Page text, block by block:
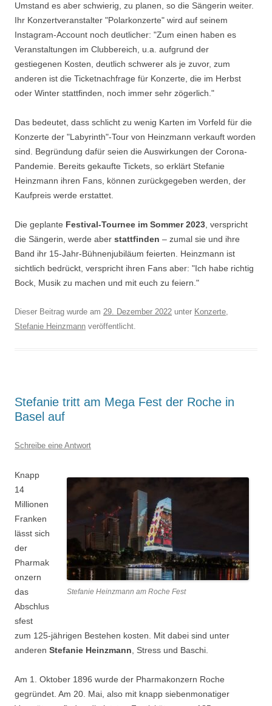
Umstand es aber schwierig, zu planen, so die Sängerin weiter.
Ihr Konzertveranstalter "Polarkonzerte" wird auf seinem
Instagram-Account noch deutlicher: "Zum einen haben es
Veranstaltungen im Clubbereich, u.a. aufgrund der
gestiegenen Kosten, deutlich schwerer als je zuvor, zum
anderen ist die Ticketnachfrage für Konzerte, die im Herbst
oder Winter stattfinden, noch immer sehr zögerlich."
Das bedeutet, dass schlicht zu wenig Karten im Vorfeld für die
Konzerte der "Labyrinth"-Tour von Heinzmann verkauft worden
sind. Begründung dafür seien die Auswirkungen der Corona-
Pandemie. Bereits gekaufte Tickets, so erklärt Stefanie
Heinzmann ihren Fans, können zurückgegeben werden, der
Kaufpreis werde erstattet.
Die geplante Festival-Tournee im Sommer 2023 , verspricht
die Sängerin, werde aber stattfinden – zumal sie und ihre
Band ihr 15-Jahr-Bühnenjubiläum feierten. Heinzmann ist
sichtlich bedrückt, verspricht ihren Fans aber: "Ich habe richtig
Bock, Musik zu machen und mit euch zu feiern."
Dieser Beitrag wurde am 29. Dezember 2022 unter Konzerte,
Stefanie Heinzmann veröffentlicht.
Stefanie tritt am Mega Fest der Roche in
Basel auf
Schreibe eine Antwort
Stefanie Heinzmann am Roche Fest
Knapp
14
Millionen
Franken
lässt sich
der
Pharmak
onzern
das
Abschlus
sfest
zum 125-jährigen Bestehen kosten. Mit dabei sind unter
anderen Stefanie Heinzmann , Stress und Baschi.
Am 1. Oktober 1896 wurde der Pharmakonzern Roche
gegründet. Am 20. Mai, also mit knapp siebenmonatiger